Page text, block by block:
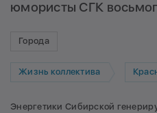
юмористы СГК
Города
Жизнь коллектива
Энергетики Сибирской